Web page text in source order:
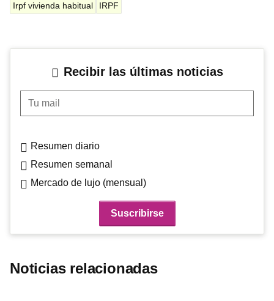
Irpf vivienda habitual IRPF
Recibir las últimas noticias
Tu mail
Resumen diario
Resumen semanal
Mercado de lujo (mensual)
Noticias relacionadas